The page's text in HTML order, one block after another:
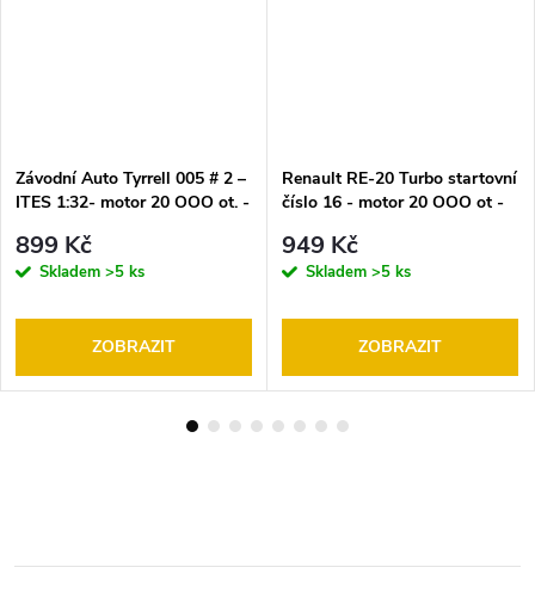
Závodní Auto Tyrrell 005 # 2 –
ITES 1:32- motor 20 OOO ot. -
899 Kč
Skladem >5 ks
ZOBRAZIT
Renault RE-20 Turbo startovní
číslo 16 - motor 20 OOO ot -
949 Kč
Skladem >5 ks
ZOBRAZIT